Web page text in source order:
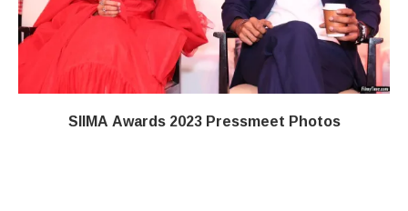
SIIMA Awards 2023 Pressmeet Photos